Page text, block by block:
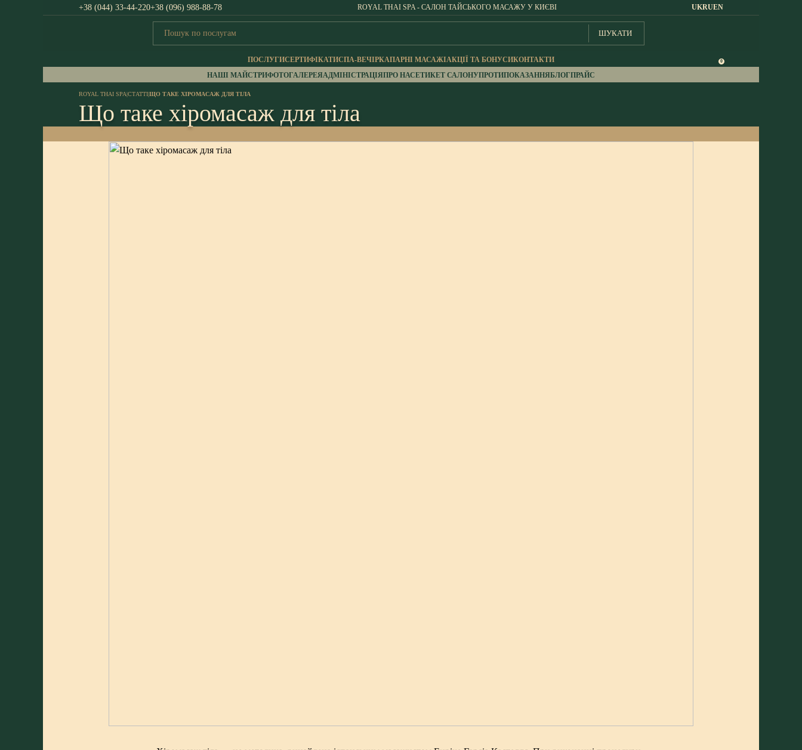
+38 (044) 33-44-220+38 (096) 988-88-78 ROYAL THAI SPA - САЛОН ТАЙСЬКОГО МАСАЖУ У КИЄВІ UKRUEN
ШУКАТИ
0
ПОСЛУГИСЕРТИФІКАТИСПА-ВЕЧІРКАПАРНІ МАСАЖІАКЦІЇ ТА БОНУСИКОНТАКТИ
НАШІ МАЙСТРИФОТОГАЛЕРЕЯАДМІНІСТРАЦІЯПРО НАСЕТИКЕТ САЛОНУПРОТИПОКАЗАННЯБЛОГПРАЙС
ROYAL THAI SPA|СТАТТІ|ЩО ТАКЕ ХІРОМАСАЖ ДЛЯ ТІЛА
Що таке хіромасаж для тіла